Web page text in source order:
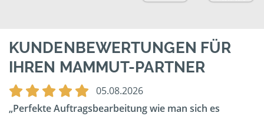
KUNDENBEWERTUNGEN FÜR
IHREN MAMMUT-PARTNER
05.08.2026
Perfekte Auftragsbearbeitung wie man sich es